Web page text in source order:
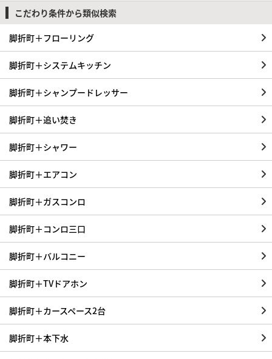
こだわり条件から類似検索
脚折町＋フローリング
脚折町＋システムキッチン
脚折町＋シャンプードレッサー
脚折町＋追い焚き
脚折町＋シャワー
脚折町＋エアコン
脚折町＋ガスコンロ
脚折町＋コンロ三口
脚折町＋バルコニー
脚折町＋TVドアホン
脚折町＋カースペース2台
脚折町＋本下水